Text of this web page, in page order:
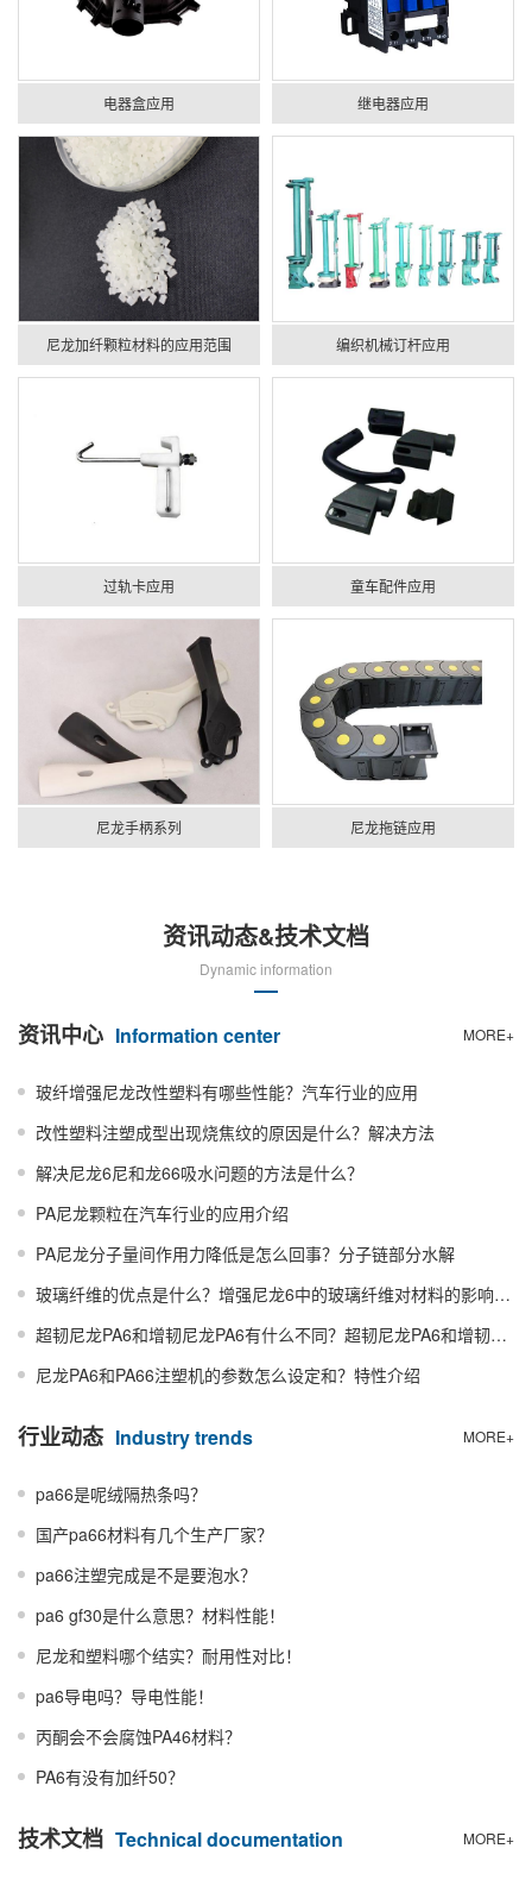
电器盒应用 继电器应用
尼龙加纤颗粒材料的应用范围 编织机械订杆应用
过轨卡应用 童车配件应用
尼龙手柄系列 尼龙拖链应用
资讯动态&技术文档
Dynamic information
MORE+
资讯中心 Information center
玻纤增强尼龙改性塑料有哪些性能？汽车行业的应用
改性塑料注塑成型出现烧焦纹的原因是什么？解决方法
解决尼龙6尼和龙66吸水问题的方法是什么？
PA尼龙颗粒在汽车行业的应用介绍
PA尼龙分子量间作用力降低是怎么回事？分子链部分水解
玻璃纤维的优点是什么？增强尼龙6中的玻璃纤维对材料的影响表现在哪些地方？
超韧尼龙PA6和增韧尼龙PA6有什么不同？超韧尼龙PA6和增韧尼龙PA6区别
尼龙PA6和PA66注塑机的参数怎么设定和？特性介绍
MORE+
行业动态 Industry trends
pa66是呢绒隔热条吗？
国产pa66材料有几个生产厂家？
pa66注塑完成是不是要泡水？
pa6 gf30是什么意思？材料性能！
尼龙和塑料哪个结实？耐用性对比！
pa6导电吗？导电性能！
丙酮会不会腐蚀PA46材料？
PA6有没有加纤50？
MORE+
技术文档 Technical documentation